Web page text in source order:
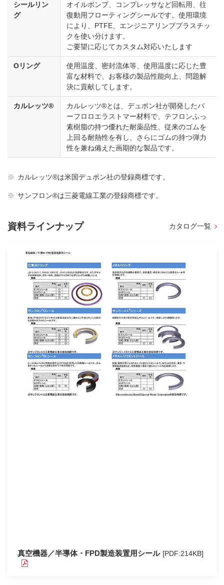
シールリン
グ
オイルポンプ、コンプレッサなど回転用、往
復動用フローティングシールです。使用環境
により、PTFE、エンジニアリンププラスチッ
クを使い分けます。
ご要望に応じてカスタム対応いたします
Oリング
使用温度、密封流体等、使用温度に応じた豊
富な材料で、お客様の製品性能向上、問題解
決に貢献してします。
カルレッツ®
カルレッツ®とは、デュポン社が開発したパ
ーフロロエラストマー材料で、テフロンふっ
素樹脂の持つ優れた耐薬品性、従来のゴムを
上回る耐熱性を有し、さらにゴムの持つ弾力
性を兼ね備えた画期的な製品です。
※ カルレッツ®は米国デュポン社の登録商標です。
※ サンフロン®は三菱電線工業の登録商標です。
資料ラインナップ カタログ一覧
真空機器／半導体・FPD製造装置用シール [PDF:214KB]